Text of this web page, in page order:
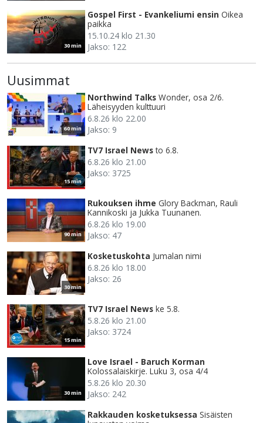
30 min
Gospel First - Evankeliumi ensin Oikea
paikka
15.10.24 klo 21.30
Jakso: 122
Uusimmat
60 min
Northwind Talks Wonder, osa 2/6.
Läheisyyden kulttuuri
6.8.26 klo 22.00
Jakso: 9
15 min
TV7 Israel News to 6.8.
6.8.26 klo 21.00
Jakso: 3725
90 min
Rukouksen ihme Glory Backman, Rauli
Kannikoski ja Jukka Tuunanen.
6.8.26 klo 19.00
Jakso: 47
30 min
Kosketuskohta Jumalan nimi
6.8.26 klo 18.00
Jakso: 26
15 min
TV7 Israel News ke 5.8.
5.8.26 klo 21.00
Jakso: 3724
30 min
Love Israel - Baruch Korman
Kolossalaiskirje. Luku 3, osa 4/4
5.8.26 klo 20.30
Jakso: 242
Rakkauden kosketuksessa Sisäisten